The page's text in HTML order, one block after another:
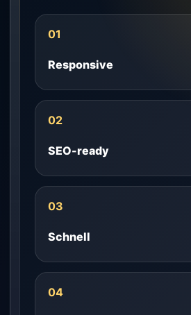
01
Responsive
02
SEO-ready
03
Schnell
04